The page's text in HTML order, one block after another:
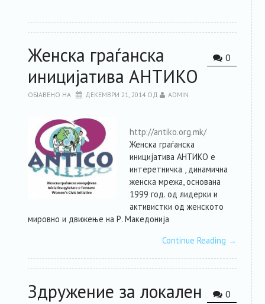
0
Женска граѓанска
иницијатива АНТИКО
ОБЈАВЕНО НА ДЕКЕМВРИ 21, 2014ОД ADMIN
http://antiko.org.mk/
Женска граѓанска
иницијатива АНТИКО е
интеретничка , динамична
женска мрежа, основана
1999 год. од лидерки и
активистки од женското
мировно и движење на Р. Македонија
Continue Reading →
0
Здружение за локален